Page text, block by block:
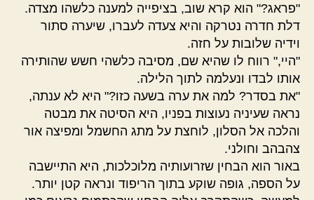
"פראג?" הוא קרא שוב, בציפייה למענה כלשהו מצדה.
דלת חדרה נטרקה והיא צעדה לעברו, שיערה סתור
וידיה שלובות על חזה.
"היי," רווח לו שהיא שם, מסיבה כלשהי חשש שהותירה
אותו לבדו ונעלמה לתוך הלילה.
"את בסדר? למה את ערה בשעה כזו?" היא לא ענתה,
נראה שעיניה נעוצות בפניו, היא הסיטה את מבטה
והלכה אל הסלון, לוחצת על מתג החשמל ומפיצה אור
צהבהב וחולני.
באור הוא הבחין שזרועותיה מלוכלכות, היא התיישבה
על הספה, גופה שוקע בתוך הריפוד ונראה קטן יותר.